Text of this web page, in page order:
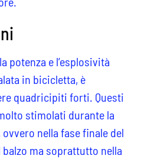
potenza e l’esplosività
in bicicletta, è
quadricipiti forti. Questi
stimolati durante la
nella fase finale del
ma soprattutto nella